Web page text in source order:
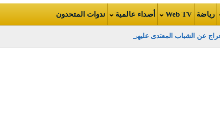
Web TV أصداء عالمية ندوات المتحدون
عن الشباب المعتدى عليهم